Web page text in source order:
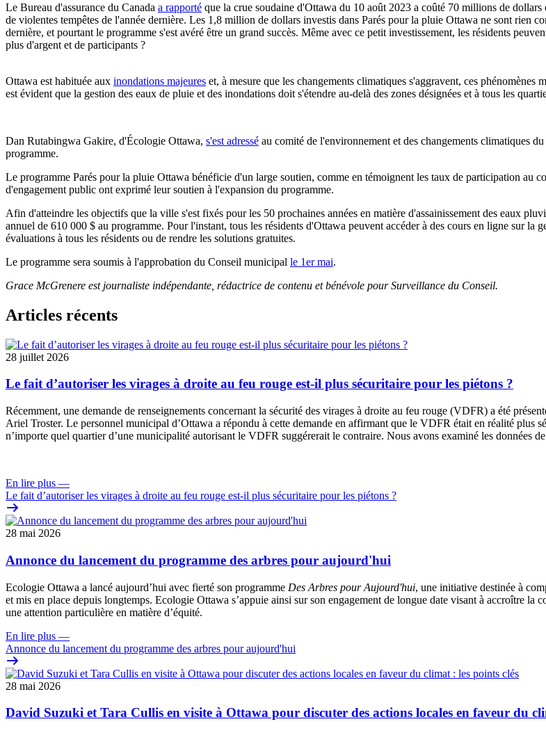
Le Bureau d'assurance du Canada a rapporté que la crue soudaine d'Ottawa du 10 août 2023 a coûté 70 millions de
de violentes tempêtes de l'année dernière. Les 1,8 million de dollars investis dans Parés pour la pluie Ottawa ne sont rien
dernière, et pourtant le programme s'est avéré être un grand succès. Même avec ce petit investissement, les résidents
plus d'argent et de participants ?
Ottawa est habituée aux inondations majeures et, à mesure que les changements climatiques s'aggravent, ces
est évident que la gestion des eaux de pluie et des inondations doit s'étendre au-delà des zones désignées et à tous les
Dan Rutabingwa Gakire, d'Écologie Ottawa, s'est adressé au comité de l'environnement et des changements climatiques
programme.
Le programme Parés pour la pluie Ottawa bénéficie d'un large soutien, comme en témoignent les taux de participation au
d'engagement public ont exprimé leur soutien à l'expansion du programme.
Afin d'atteindre les objectifs que la ville s'est fixés pour les 50 prochaines années en matière d'assainissement des eaux
annuel de 610 000 $ au programme. Pour l'instant, tous les résidents d'Ottawa peuvent accéder à des cours en ligne sur la
évaluations à tous les résidents ou de rendre les solutions gratuites.
Le programme sera soumis à l'approbation du Conseil municipal le 1er mai.
Grace McGrenere est journaliste indépendante, rédactrice de contenu et bénévole pour Surveillance du Conseil.
Articles récents
28 juillet 2026
Le fait d’autoriser les virages à droite au feu rouge est-il plus sécuritaire pour les piétons ?
Récemment, une demande de renseignements concernant la sécurité des virages à droite au feu rouge (VDFR) a été
Ariel Troster. Le personnel municipal d’Ottawa a répondu à cette demande en affirmant que le VDFR était en réalité plus
n’importe quel quartier d’une municipalité autorisant le VDFR suggérerait le contraire. Nous avons examiné les données
En lire plus —
Le fait d’autoriser les virages à droite au feu rouge est-il plus sécuritaire pour les piétons ?
28 mai 2026
Annonce du lancement du programme des arbres pour aujourd'hui
Ecologie Ottawa a lancé aujourd’hui avec fierté son programme Des Arbres pour Aujourd'hui, une initiative destinée à
et mis en place depuis longtemps. Ecologie Ottawa s’appuie ainsi sur son engagement de longue date visant à accroître
une attention particulière en matière d’équité.
En lire plus —
Annonce du lancement du programme des arbres pour aujourd'hui
28 mai 2026
David Suzuki et Tara Cullis en visite à Ottawa pour discuter des actions locales en faveur du